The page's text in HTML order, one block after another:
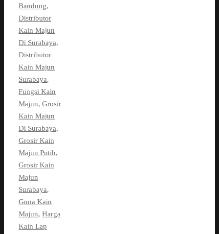
Bandung,
Distributor
Kain Majun
Di Surabaya,
Distributor
Kain Majun
Surabaya,
Fungsi Kain
Majun, Grosir
Kain Majun
Di Surabaya,
Grosir Kain
Majun Putih,
Grosir Kain
Majun
Surabaya,
Guna Kain
Majun, Harga
Kain Lap